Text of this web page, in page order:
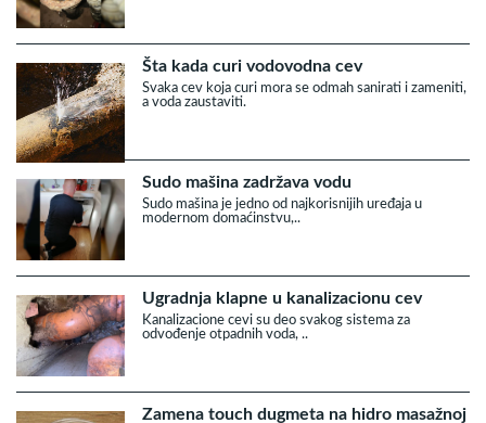
Šta kada curi vodovodna cev
Svaka cev koja curi mora se odmah sanirati i zameniti,
a voda zaustaviti.
Sudo mašina zadržava vodu
Sudo mašina je jedno od najkorisnijih uređaja u
modernom domaćinstvu,..
Ugradnja klapne u kanalizacionu cev
Kanalizacione cevi su deo svakog sistema za
odvođenje otpadnih voda, ..
Zamena touch dugmeta na hidro masažnoj